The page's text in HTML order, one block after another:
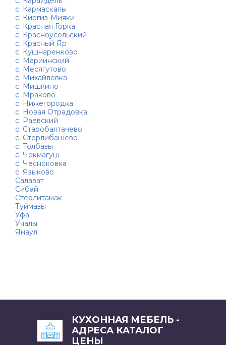
с. Кармаскалы
с. Киргиз-Мияки
с. Красная Горка
с. Красноусольский
с. Красный Яр
с. Кушнаренково
с. Мариинский
с. Месягутово
с. Михайловка
с. Мишкино
с. Мраково
с. Нижегородка
с. Новая Отрадовка
с. Раевский
с. Старобалтачево
с. Стерлибашево
с. Толбазы
с. Чекмагуш
с. Чесноковка
с. Языково
Салават
Сибай
Стерлитамак
Туймазы
Уфа
Учалы
Янаул
КУХОННАЯ МЕБЕЛЬ -
АДРЕСА КАТАЛОГ
ЦЕНЫ